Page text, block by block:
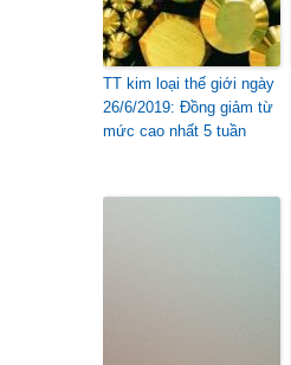
TT kim loại thế giới ngày
26/6/2019: Đồng giảm từ
mức cao nhất 5 tuần